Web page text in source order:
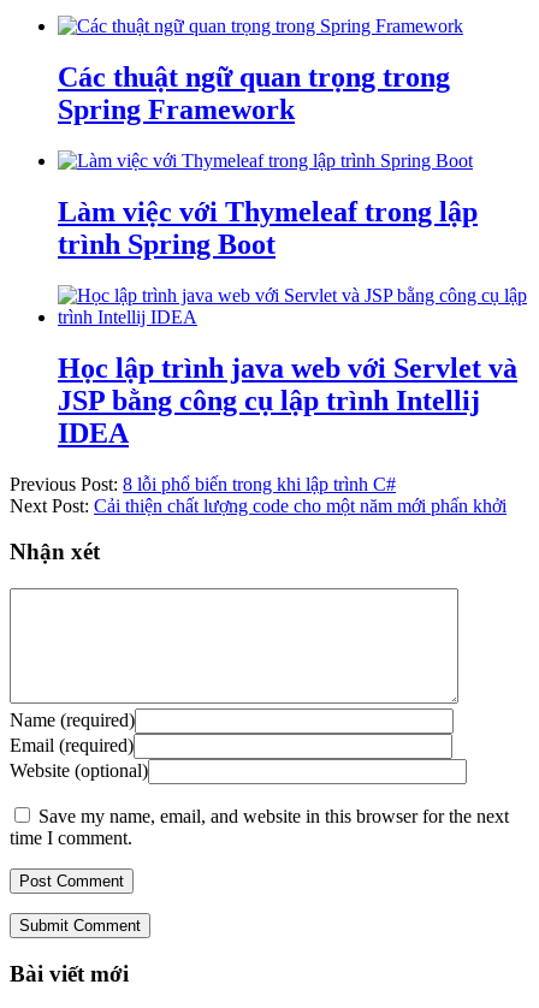
Các thuật ngữ quan trọng trong
Spring Framework
Làm việc với Thymeleaf trong lập
trình Spring Boot
Học lập trình java web với Servlet và
JSP bằng công cụ lập trình Intellij
IDEA
Previous Post: 8 lỗi phổ biến trong khi lập trình C#
Next Post: Cải thiện chất lượng code cho một năm mới phấn khởi
Nhận xét
Name (required)
Email (required)
Website (optional)
Save my name, email, and website in this browser for the next
time I comment.
Submit Comment
Bài viết mới